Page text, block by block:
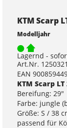
KTM Scarp
Modelljahr
Lagernd -
Art.Nr.
EAN
KTM Scarp LT
Bereifung: 29"
Farbe: jungle
Größe: S / 38
passend für